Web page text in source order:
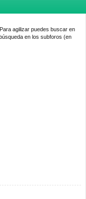
agilizar puedes buscar en
en los subforos (en